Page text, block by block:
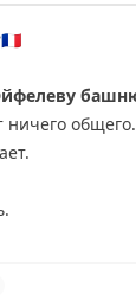
меня
и не
целый
и